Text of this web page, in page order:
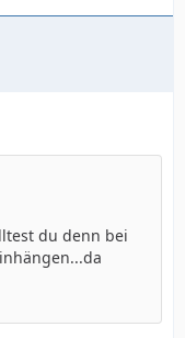
du denn bei